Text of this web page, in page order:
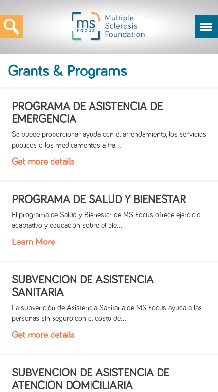
Grants & Programs
PROGRAMA DE ASISTENCIA DE
EMERGENCIA
Se puede proporcionar ayuda con el arrendamiento, los servicios
públicos o los medicamentos a tra...
Get more details
PROGRAMA DE SALUD Y BIENESTAR
El programa de Salud y Bienestar de MS Focus ofrece ejercicio
adaptativo y educación sobre el bie...
Learn More
SUBVENCIÓN DE ASISTENCIA
SANITARIA
La subvención de Asistencia Sanitaria de MS Focus ayuda a las
personas sin seguro con el costo de...
Get more details
SUBVENCIÓN DE ASISTENCIA DE
ATENCIÓN DOMICILIARIA